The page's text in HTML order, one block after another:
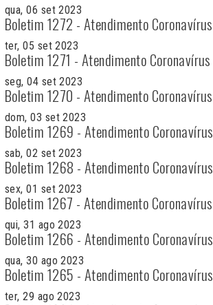
qua, 06 set 2023
Boletim 1272 - Atendimento Coronavírus
ter, 05 set 2023
Boletim 1271 - Atendimento Coronavírus
seg, 04 set 2023
Boletim 1270 - Atendimento Coronavírus
dom, 03 set 2023
Boletim 1269 - Atendimento Coronavírus
sab, 02 set 2023
Boletim 1268 - Atendimento Coronavírus
sex, 01 set 2023
Boletim 1267 - Atendimento Coronavírus
qui, 31 ago 2023
Boletim 1266 - Atendimento Coronavírus
qua, 30 ago 2023
Boletim 1265 - Atendimento Coronavírus
ter, 29 ago 2023